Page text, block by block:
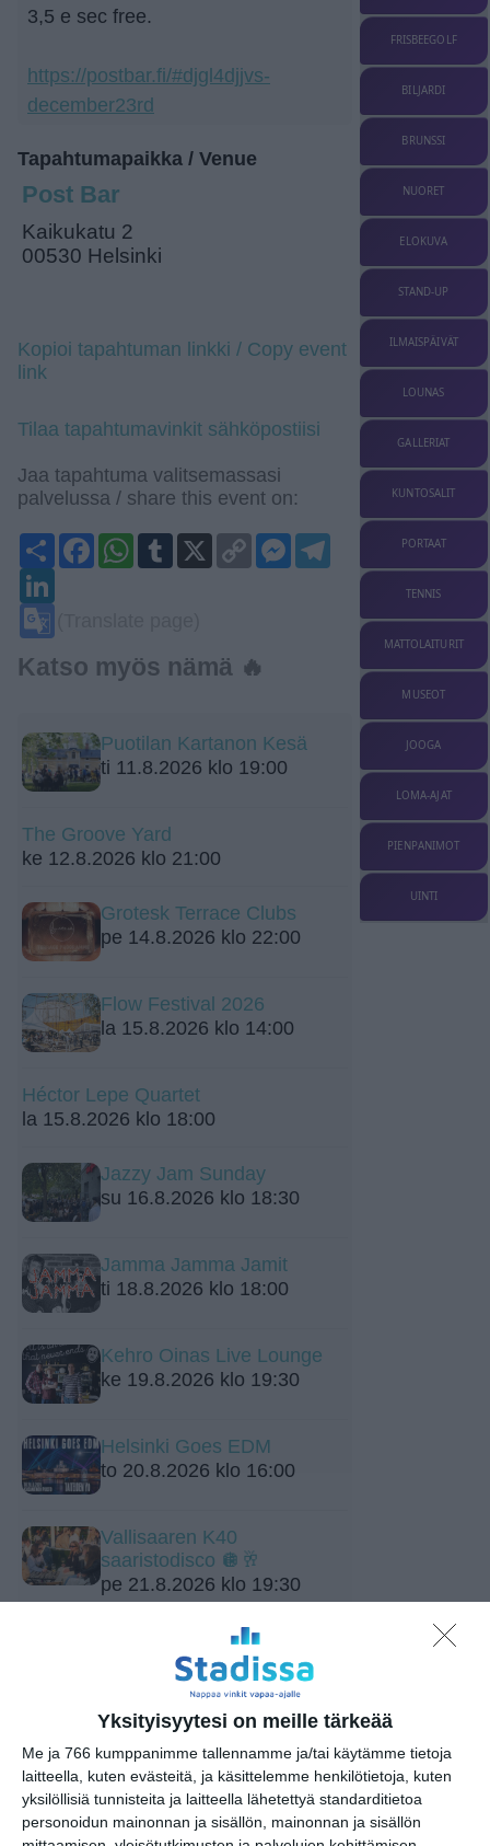
Yksityisyytesi on meille tärkeää
Me ja 766 kumppanimme tallennamme ja/tai käytämme tietoja
laitteella, kuten evästeitä, ja käsittelemme henkilötietoja, kuten
yksilöllisiä tunnisteita ja laitteella lähetettyä standarditietoa
personoidun mainonnan ja sisällön, mainonnan ja sisällön
3,5 e sec free.
https://postbar.fi/#djgl4djjvs-
december23rd
Tapahtumapaikka / Venue
Post Bar
Kaikukatu 2
00530 Helsinki
Kopioi tapahtuman linkki / Copy event
link
Tilaa tapahtumavinkit sähköpostiisi
Jaa tapahtuma valitsemassasi
palvelussa / share this event on:
ShareFacebookWhatsApp
Tumblr
X
Copy
Link
MessengerTelegram
Katso myös nämä 🔥
Puotilan Kartanon Kesä
ti 11.8.2026 klo 19:00
The Groove Yard
ke 12.8.2026 klo 21:00
Grotesk Terrace Clubs
pe 14.8.2026 klo 22:00
Flow Festival 2026
la 15.8.2026 klo 14:00
Héctor Lepe Quartet
la 15.8.2026 klo 18:00
Jazzy Jam Sunday
su 16.8.2026 klo 18:30
Jamma Jamma Jamit
ti 18.8.2026 klo 18:00
Kehro Oinas Live Lounge
ke 19.8.2026 klo 19:30
Helsinki Goes EDM
to 20.8.2026 klo 16:00
Vallisaaren K40
saaristodisco 🪩🥂
pe 21.8.2026 klo 19:30
Elokuussa nautitaan
tunnelmallisista
elokuvista ulkona
FRISBEEGOLF
BILJARDI
BRUNSSI
NUORET
ELOKUVA
STAND-UP
ILMAISPÄIVÄT
LOUNAS
GALLERIAT
KUNTOSALIT
PORTAAT
TENNIS
MATTOLAITURIT
MUSEOT
JOOGA
LOMA-AJAT
PIENPANIMOT
UINTI